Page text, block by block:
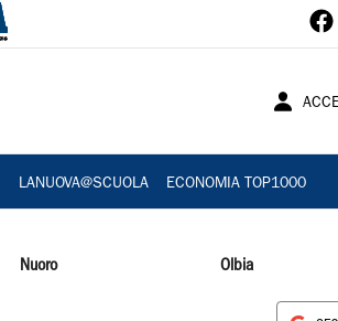
LANUOVA@SCUOLA ECONOMIA TOP1000
Nuoro Olbia